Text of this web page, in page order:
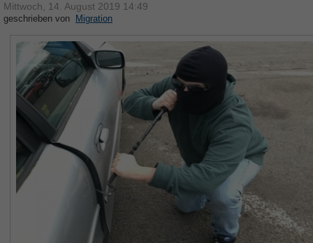
Mittwoch, 14. August 2019 14:49
geschrieben von Migration